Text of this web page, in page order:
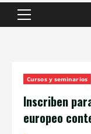
Menú
Cursos y seminarios
Inscriben
europeo